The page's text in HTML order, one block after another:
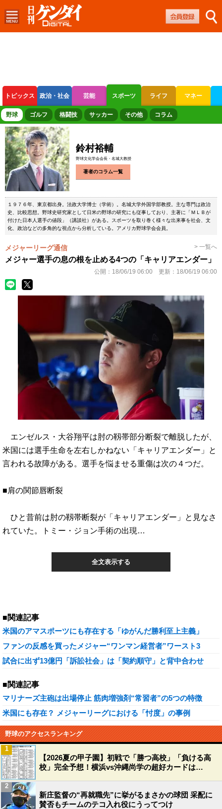
トピックス 政治・社会 芸能 スポーツ ライフ マネー
ボートレース 競輪 オートレース
野球 ゴルフ 格闘技 サッカー その他 コラム
鈴村裕輔
野球文化学会会長・名城大教授
著者のコラム一覧
１９７６年、東京都出身。法政大学博士（学術）。名城大学外国学部教授。主な専門は政治
史、比較思想。野球史研究家として日米の野球の研究にも従事しており、主著に「ＭＬＢが
付けた日本人選手の値段」（講談社）がある。スポーツを取り巻く様々な出来事を社会、文
化、政治などの多角的な視点から分析している。アメリカ野球学会会員。
メジャーリーグ通信 > 一覧へ
メジャー選手の息の根を止める4つの「キャリアエンダー」
公開： 18/06/19 06:00 更新： 18/06/19 06:00
エンゼルス・大谷翔平は肘の靱帯部分断裂で離脱したが、
米国には選手生命を左右しかねない「キャリアエンダー」と
言われる故障がある。選手を悩ませる重傷は次の４つだ。
■肩の関節唇断裂
ひと昔前は肘の靱帯断裂が「キャリアエンダー」と見なさ
れていた。トミー・ジョン手術の出現…
全文表示する
■関連記事
米国のアマスポーツにも存在する「ゆがんだ勝利至上主義」
ファンの反感を買ったメジャー“ワンマン経営者”ワースト3
試合に出ず13億円「訴訟社会」は「契約順守」と背中合わせ
■関連記事
マリナーズ主砲は出場停止 筋肉増強剤“常習者”の5つの特徴
米国にも存在？ メジャーリーグにおける「忖度」の事例
野球のアクセスランキング
【2026夏の甲子園】初戦で「勝つ高校」「負ける高
校」完全予想！横浜vs沖縄尚学の超好カードは…
1
新庄監督の“再就職先”に挙がるまさかの球団 采配に
賛否もチームのテコ入れ役にうってつけ
2